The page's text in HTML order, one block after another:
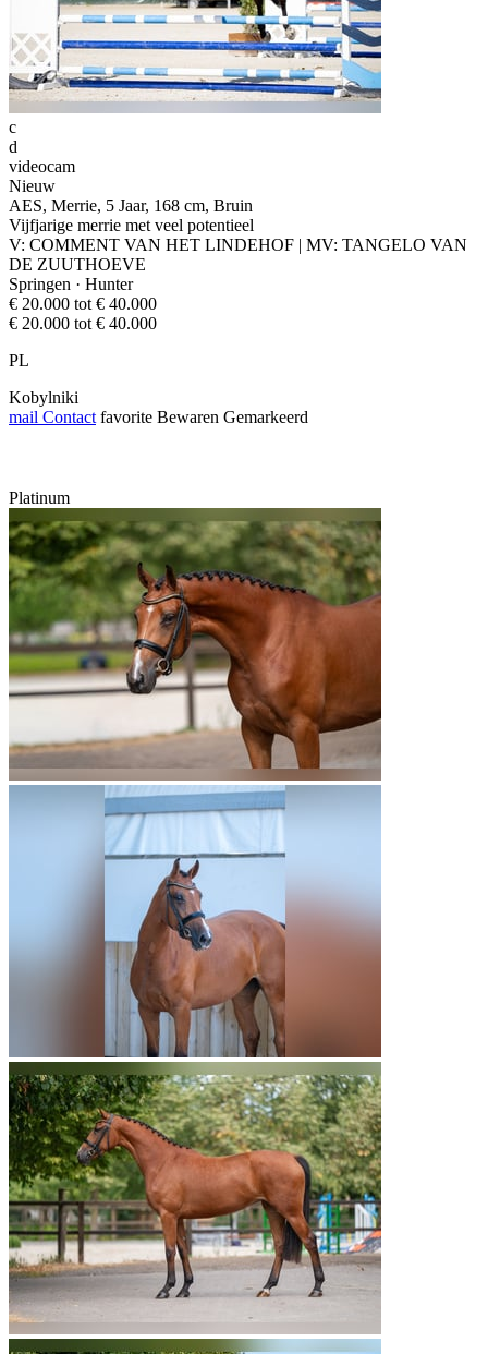
c
d
videocam
Nieuw
AES, Merrie, 5 Jaar, 168 cm, Bruin
Vijfjarige merrie met veel potentieel
V: COMMENT VAN HET LINDEHOF | MV: TANGELO VAN
DE ZUUTHOEVE
Springen · Hunter
€ 20.000 tot € 40.000
€ 20.000 tot € 40.000
PL
Kobylniki
mail Contact favorite Bewaren Gemarkeerd
Platinum